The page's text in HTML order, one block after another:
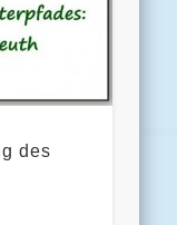
des